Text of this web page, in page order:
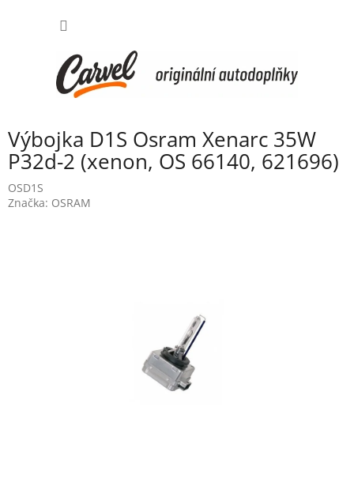
Výbojka D1S Osram Xenarc 35W
P32d-2 (xenon, OS 66140, 621696)
OSD1S
Značka: OSRAM